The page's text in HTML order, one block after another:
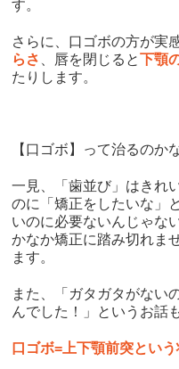
す。
さらに、口ゴボの方が実
らさ
、唇を閉じると下顎
たりします。
【口ゴボ】って治るのか
一見、「歯並び」はきれ
のに「矯正をしたいな」
いのに必要ないんじゃな
かなか矯正に踏み切れま
ます。
また、「ガタガタがない
んでした！」というお話
口ゴボ= 上下顎前突とい